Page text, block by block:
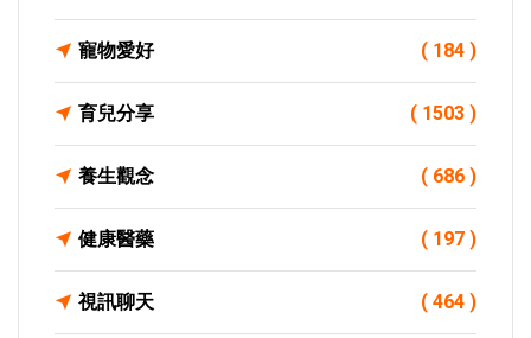
寵物愛好 ( 184 )
育兒分享 ( 1503 )
養生觀念 ( 686 )
健康醫藥 ( 197 )
視訊聊天 ( 464 )